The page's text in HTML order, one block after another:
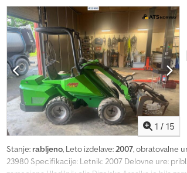
1 / 15
Stanje: rabljeno, Leto izdelave:2007, obratovalne
23980 Specifikacije: Letnik: 2007 Delovne ure: